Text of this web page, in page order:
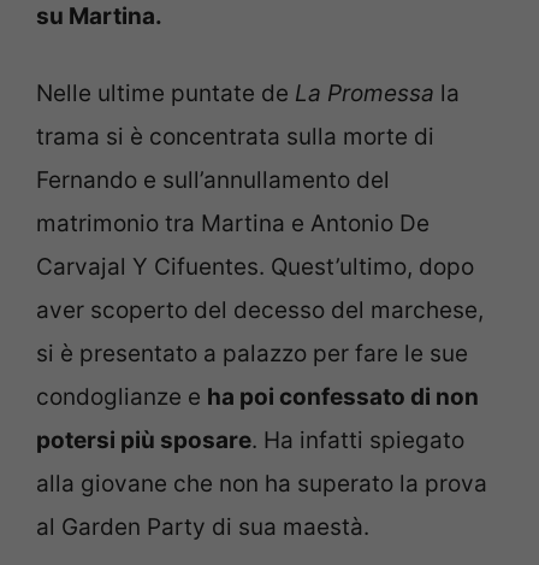
su Martina.
Nelle ultime puntate de La Promessa la
trama si è concentrata sulla morte di
Fernando e sull’annullamento del
matrimonio tra Martina e Antonio De
Carvajal Y Cifuentes. Quest’ultimo, dopo
aver scoperto del decesso del marchese,
si è presentato a palazzo per fare le sue
condoglianze e ha poi confessato di non
potersi più sposare. Ha infatti spiegato
alla giovane che non ha superato la prova
al Garden Party di sua maestà.